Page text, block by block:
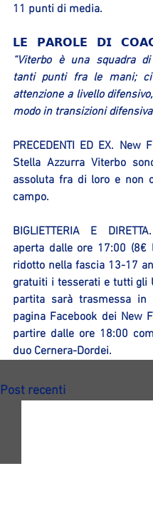
11 punti di media.
𝗟𝗘 𝗣𝗔𝗥𝗢𝗟𝗘 𝗗𝗜
“Viterbo è una squadra
tanti punti fra le mani;
attenzione a livello
modo in transizioni
PRECEDENTI ED EX. New
Stella Azzurra Viterbo
assoluta fra di loro e non
campo.
BIGLIETTERIA E DIRETTA
aperta dalle ore 17:00 (8€
ridotto nella fascia 13-17
gratuiti i tesserati e tutti gli
partita sarà trasmessa in
pagina Facebook dei New
partire dalle ore 18:00
duo Cernera-Dordei.
Post recenti